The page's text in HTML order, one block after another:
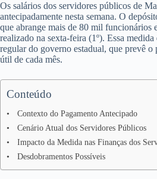
Os salários dos servidores públicos de
antecipadamente nesta semana. O
que abrange mais de 80 mil funcionários
realizado na sexta-feira (1º). Essa
regular do governo estadual, que prevê o
útil de cada mês.
Conteúdo
Contexto do Pagamento Antecipado
Cenário Atual dos Servidores Públicos
Impacto da Medida nas Finanças dos
Desdobramentos Possíveis